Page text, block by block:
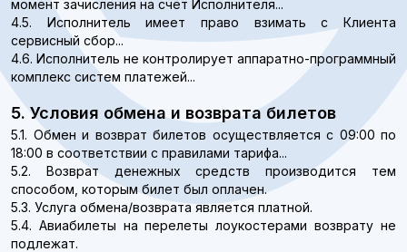
момент зачисления на счёт Исполнителя...
4.5. Исполнитель имеет право взимать с Клиента
сервисный сбор...
4.6. Исполнитель не контролирует аппаратно-программный
комплекс систем платежей...
5. Условия обмена и возврата билетов
5.1. Обмен и возврат билетов осуществляется с 09:00 по
18:00 в соответствии с правилами тарифа...
5.2. Возврат денежных средств производится тем
способом, которым билет был оплачен.
5.3. Услуга обмена/возврата является платной.
5.4. Авиабилеты на перелеты лоукостерами возврату не
подлежат.